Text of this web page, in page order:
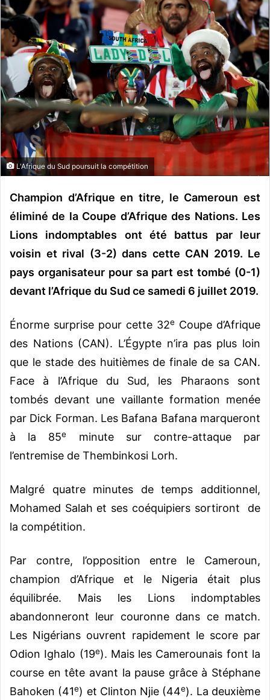
v
o
e
r
u
n
c
o
u
r
i
e
L'Afrique du Sud poursuit la compétition
Champion d’Afrique en titre, le Cameroun est
éliminé de la Coupe d’Afrique des Nations. Les
Lions indomptables ont été battus par leur
voisin et rival (3-2) dans cette CAN 2019. Le
pays organisateur pour sa part est tombé (0-1)
devant l’Afrique du Sud ce samedi 6 juillet 2019.
Énorme surprise pour cette 32e Coupe d’Afrique
des Nations (CAN). L’Égypte n’ira pas plus loin
que le stade des huitièmes de finale de sa CAN.
Face à l’Afrique du Sud, les Pharaons sont
tombés devant une vaillante formation menée
par Dick Forman. Les Bafana Bafana marqueront
à la 85e
minute sur contre-attaque par
l’entremise de Thembinkosi Lorh.
Malgré quatre minutes de temps additionnel,
Mohamed Salah et ses coéquipiers sortiront de
la compétition.
Par contre, l’opposition entre le Cameroun,
champion d’Afrique et le Nigeria était plus
équilibrée. Mais les Lions indomptables
abandonneront leur couronne dans ce match.
Les Nigérians ouvrent rapidement le score par
Odion Ighalo (19e). Mais les Camerounais font la
course en tête avant la pause grâce à Stéphane
Bahoken (41e) et Clinton Njie (44e). La deuxième